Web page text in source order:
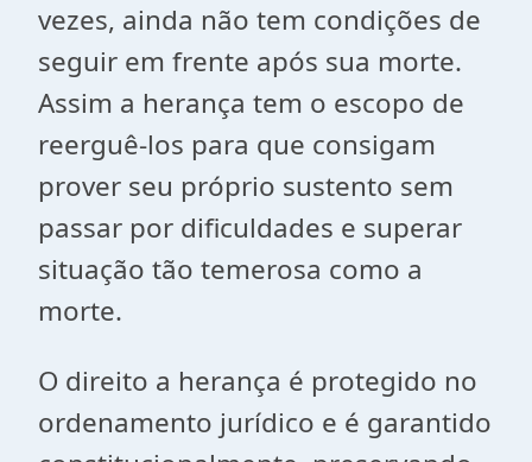
vezes, ainda não tem condições de
seguir em frente após sua morte.
Assim a herança tem o escopo de
reerguê-los para que consigam
prover seu próprio sustento sem
passar por dificuldades e superar
situação tão temerosa como a
morte.
O direito a herança é protegido no
ordenamento jurídico e é garantido